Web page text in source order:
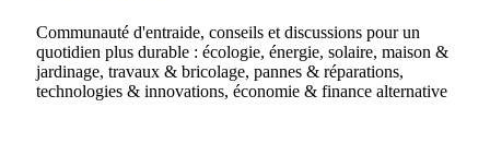
Communauté d'entraide, conseils et discussions pour un
quotidien plus durable : écologie, énergie, solaire, maison &
jardinage, travaux & bricolage, pannes & réparations,
technologies & innovations, économie & finance alternative